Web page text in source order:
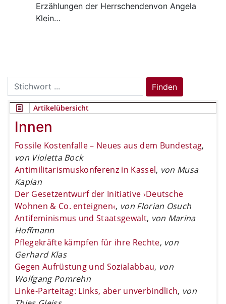
Erzählungen der Herrschendenvon Angela
Klein…
Search
for:
Finden
Artikelübersicht
Innen
Fossile Kostenfalle – Neues aus dem Bundestag,
von Violetta Bock
Antimilitarismuskonferenz in Kassel, von Musa
Kaplan
Der Gesetzentwurf der Initiative ›Deutsche
Wohnen & Co. enteignen‹, von Florian Osuch
Antifeminismus und Staatsgewalt, von Marina
Hoffmann
Pflegekräfte kämpfen für ihre Rechte, von
Gerhard Klas
Gegen Aufrüstung und Sozialabbau, von
Wolfgang Pomrehn
Linke-Parteitag: Links, aber unverbindlich, von